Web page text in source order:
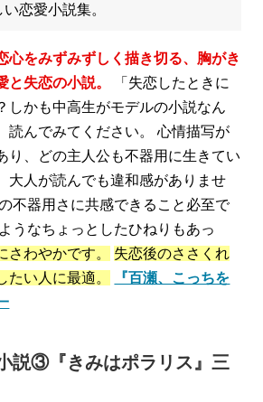
恋愛小説集。
心をみずみずしく描き切る、胸がき
と失恋の小説。
「失恋したときに
しかも中高生がモデルの小説なん
んでみてください。 心情描写が
り、どの主人公も不器用に生きてい
大人が読んでも違和感がありませ
不器用さに共感できること必至で
うなちょっとしたひねりもあっ
さわやかです。
失恋後のささくれ
たい人に最適。
『百瀬、こっちを
説③『きみはポラリス』三